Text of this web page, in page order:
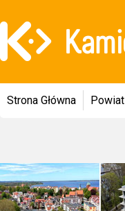
Strona Główna Powiat